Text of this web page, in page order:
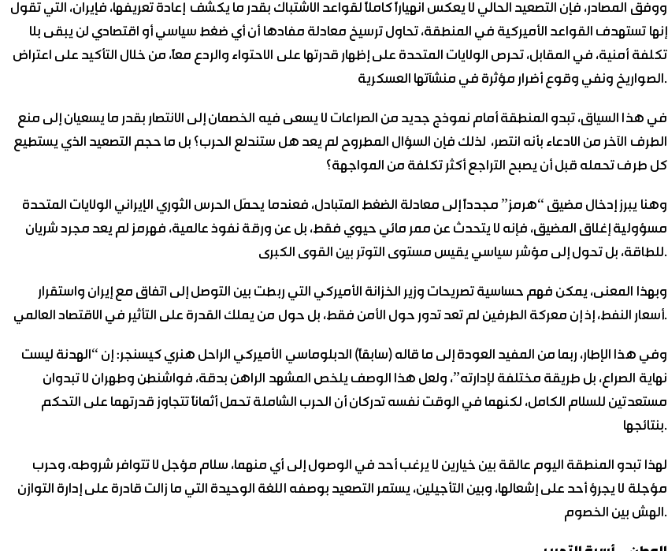
ووفق المصادر، فإن التصعيد الحالي لا يعكس انهياراً كاملاً لقواعد الاشتباك بقدر ما يكشف إعادة تعريفها، فإيران، التي تقول
إنها تستهدف القواعد الأميركية في المنطقة، تحاول ترسيخ معادلة مفادها أن أي ضغط سياسي أو اقتصادي لن يبقى بلا
تكلفة أمنية، في المقابل، تحرص الولايات المتحدة على إظهار قدرتها على الاحتواء والردع معاً، من خلال التأكيد على اعتراض
الصواريخ ونفي وقوع أضرار مؤثرة في منشآتها العسكرية.
في هذا السياق، تبدو المنطقة أمام نموذج جديد من الصراعات لا يسعى فيه الخصمان إلى الانتصار بقدر ما يسعيان إلى منع
الطرف الآخر من الادعاء بأنه انتصر، لذلك فإن السؤال المطروح لم يعد هل ستندلع الحرب؟ بل ما حجم التصعيد الذي يستطيع
كل طرف تحمله قبل أن يصبح التراجع أكثر تكلفة من المواجهة؟
وهنا يبرز إدخال مضيق “هرمز” مجدداً إلى معادلة الضغط المتبادل، فعندما يحمَل الحرس الثوري الإيراني الولايات المتحدة
مسؤولية إغلاق المضيق، فإنه لا يتحدث عن ممر مائي حيوي فقط، بل عن ورقة نفوذ عالمية، فهرمز لم يعد مجرد شريان
للطاقة، بل تحول إلى مؤشر سياسي يقيس مستوى التوتر بين القوى الكبرى.
وبهذا المعنى، يمكن فهم حساسية تصريحات وزير الخزانة الأميركي التي ربطت بين التوصل إلى اتفاق مع إيران واستقرار
أسعار النفط، إذ إن معركة الطرفين لم تعد تدور حول الأمن فقط، بل حول من يملك القدرة على التأثير في الاقتصاد العالمي.
وفي هذا الإطار، ربما من المفيد العودة إلى ما قاله (سابقاً) الدبلوماسي الأميركي الراحل هنري كيسنجر: إن “الهدنة ليست
نهاية الصراع، بل طريقة مختلفة لإدارته”، ولعل هذا الوصف يلخص المشهد الراهن بدقة، فواشنطن وطهران لا تبدوان
مستعدتين للسلام الكامل، لكنهما في الوقت نفسه تدركان أن الحرب الشاملة تحمل أثماناً تتجاوز قدرتهما على التحكم
بنتائجها.
لهذا تبدو المنطقة اليوم عالقة بين خيارين لا يرغب أحد في الوصول إلى أي منهما، سلام مؤجل لا تتوافر شروطه، وحرب
مؤجلة لا يجرؤ أحد على إشعالها، وبين التأجيلين، يستمر التصعيد بوصفه اللغة الوحيدة التي ما زالت قادرة على إدارة التوازن
الهش بين الخصوم.